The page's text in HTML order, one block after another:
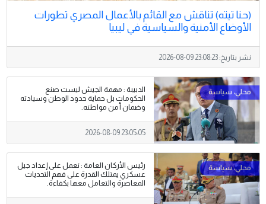
(حنا تيته) تناقش مع القائم بالأعمال المصري تطورات
الأوضاع الأمنية والسياسية في ليبيا
نشر بتاريخ:2026-08-09 23:08:23
الدبيبة : مهمة الجيش ليست صنع
الحكومات بل حماية حدود الوطن وسيادته
وضمان أمن مواطنه.
2026-08-09 23:05:05
رئيس الأركان العامة : نعمل على إعداد جيل
عسكري يمتلك القدرة على فهم التحديات
المعاصرة والتعامل معها بكفاءة.